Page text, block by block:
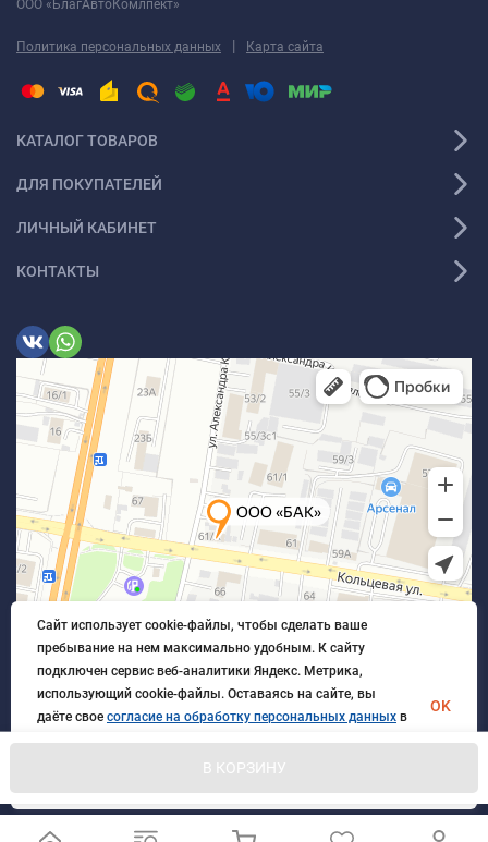
В КОРЗИНУ
ООО «БлагАвтоКомлпект»
Политика персональных данных | Карта сайта
КАТАЛОГ ТОВАРОВ
ДЛЯ ПОКУПАТЕЛЕЙ
ЛИЧНЫЙ КАБИНЕТ
КОНТАКТЫ
© 2026 БлагАвтоКомплект. Все права защищены
Сайт использует cookie-файлы, чтобы сделать ваше
пребывание на нем максимально удобным. К cайту
подключен сервис веб-аналитики Яндекс. Метрика,
использующий cookie-файлы. Оставаясь на сайте, вы
даёте свое согласие на обработку персональных данных в
порядке, указанном вПолитике обработки персональных
OK